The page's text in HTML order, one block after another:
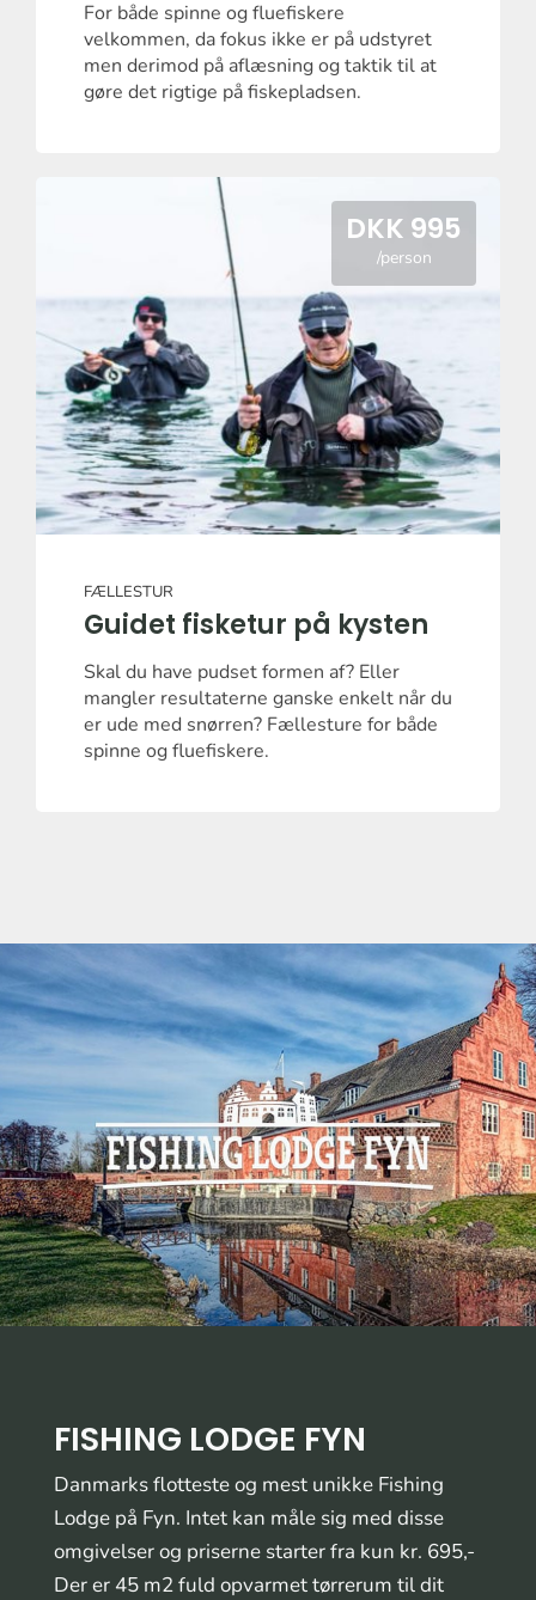
For både spinne og fluefiskere
velkommen, da fokus ikke er på udstyret
men derimod på aflæsning og taktik til at
gøre det rigtige på fiskepladsen.
DKK 995
/person
FÆLLESTUR
Guidet fisketur på kysten
Skal du have pudset formen af? Eller
mangler resultaterne ganske enkelt når du
er ude med snørren? Fællesture for både
spinne og fluefiskere.
FISHING LODGE FYN
Danmarks flotteste og mest unikke Fishing
Lodge på Fyn. Intet kan måle sig med disse
omgivelser og priserne starter fra kun kr. 695,-
Der er 45 m2 fuld opvarmet tørrerum til dit